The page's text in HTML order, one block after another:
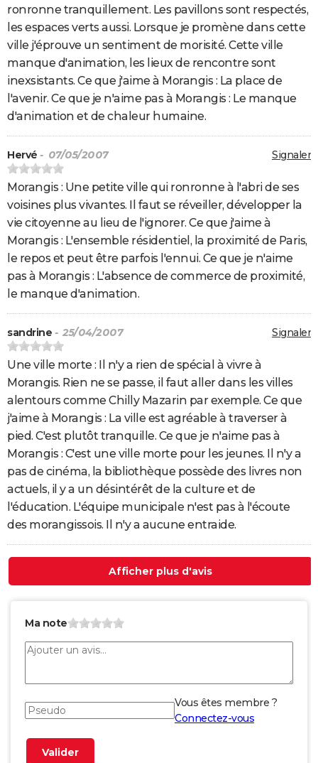
ronronne tranquillement. Les pavillons sont respectés,
les espaces verts aussi. Lorsque je promène dans cette
ville j'éprouve un sentiment de morisité. Cette ville
manque d'animation, les lieux de rencontre sont
inexsistants. Ce que j'aime à Morangis : La place de
l'avenir. Ce que je n'aime pas à Morangis : Le manque
d'animation et de chaleur humaine.
Signaler
Hervé - 07/05/2007
Morangis : Une petite ville qui ronronne à l'abri de ses
voisines plus vivantes. Il faut se réveiller, développer la
vie citoyenne au lieu de l'ignorer. Ce que j'aime à
Morangis : L'ensemble résidentiel, la proximité de Paris,
le repos et peut être parfois l'ennui. Ce que je n'aime
pas à Morangis : L'absence de commerce de proximité,
le manque d'animation.
Signaler
sandrine - 25/04/2007
Une ville morte : Il n'y a rien de spécial à vivre à
Morangis. Rien ne se passe, il faut aller dans les villes
alentours comme Chilly Mazarin par exemple. Ce que
j'aime à Morangis : La ville est agréable à traverser à
pied. C'est plutôt tranquille. Ce que je n'aime pas à
Morangis : C'est une ville morte pour les jeunes. Il n'y a
pas de cinéma, la bibliothèque possède des livres non
actuels, il y a un désintérêt de la culture et de
l'éducation. L'équipe municipale n'est pas à l'écoute
des morangissois. Il n'y a aucune entraide.
Afficher plus d'avis
Ma note
Vous êtes membre ?
Connectez-vous